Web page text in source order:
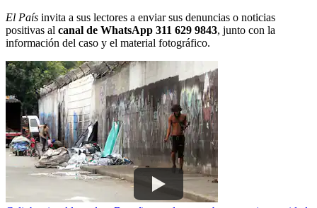
El País invita a sus lectores a enviar sus denuncias o noticias
positivas al canal de WhatsApp 311 629 9843, junto con la
información del caso y el material fotográfico.